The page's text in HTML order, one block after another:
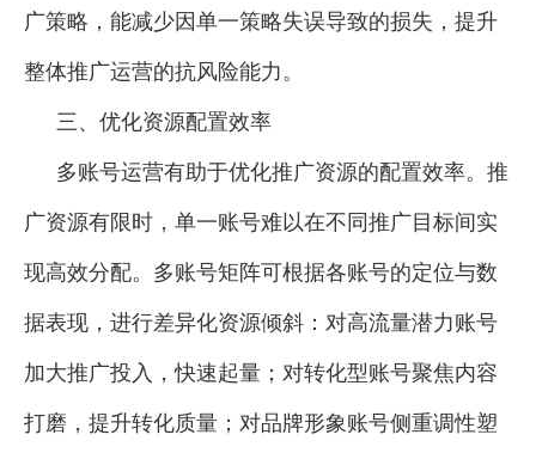
广策略，能减少因单一策略失误导致的损失，提升
整体推广运营的抗风险能力。
三、优化资源配置效率
多账号运营有助于优化推广资源的配置效率。推
广资源有限时，单一账号难以在不同推广目标间实
现高效分配。多账号矩阵可根据各账号的定位与数
据表现，进行差异化资源倾斜：对高流量潜力账号
加大推广投入，快速起量；对转化型账号聚焦内容
打磨，提升转化质量；对品牌形象账号侧重调性塑